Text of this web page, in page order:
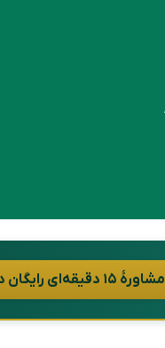
مشاورهٔ ۱۵ دقیقه‌ای رایگان در واتساپ